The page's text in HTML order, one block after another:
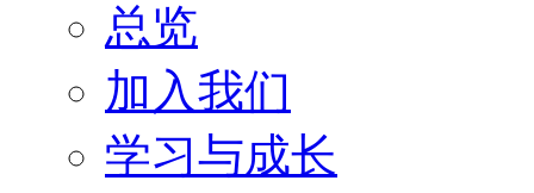
总览
加入我们
学习与成长